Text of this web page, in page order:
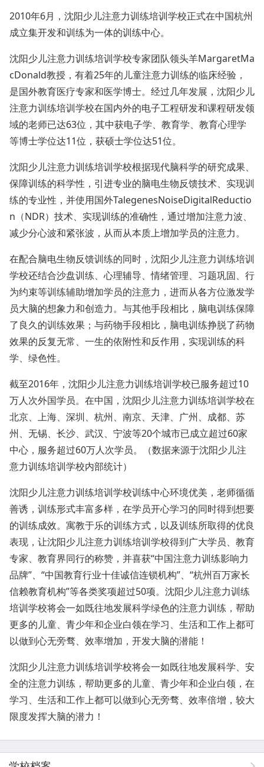
2010年6月，沈阳少儿注意力训练培训学校正式在中国杭州
成立集开发和训练为一体的训练中心。
沈阳少儿注意力训练培训学校专家团队领头羊MargaretMa
cDonald教授，有着25年的儿童注意力训练的临床经验，
是国外教育医疗专家和医学博士。经过几年发展，沈阳少儿
注意力训练培训学校在国内外的电子工程研发和课程研发领
域的老师已达63位，其中获电子学、教育学、教育心理学
等博士学位达11位，获硕士学位达51位。
沈阳少儿注意力训练培训学校根据现代脑科学的研究成果、
保障训练的科学性，引进专业的脑电生物反馈技术、实现训
练的专业性，并使用国外TalegenesNoiseDigitalReductio
n（NDR）技术、实现训练的准确性，通过增加注意力波、
减少分心波和紧张波，从而从本质上增加学员的注意力。
在配合脑电生物反馈训练的同时，沈阳少儿注意力训练培训
学校还结合沙盘训练、心理辅导、情绪管理、习题巩固、行
为约束等训练辅助增加学员的注意力，进而从各方位激发学
员大脑的想象力和创造力。与其他手段相比，脑电训练保障
了良久的训练效果；与药物手段相比，脑电训练挣脱了药物
效果的反复无常、一生的依附性和反作用，实现训练的科
学、绿色性。
截至2016年，沈阳少儿注意力训练培训学校已服务超过10
万人次外国学员。在中国，沈阳少儿注意力训练培训学校在
北京、上海、深圳、杭州、南京、天津、广州、成都、苏
州、无锡、长沙、武汉、宁波等20个城市已成立超过60家
中心，服务超过60万人次学员。（数据来源于沈阳少儿注
意力训练培训学校内部统计）
沈阳少儿注意力训练培训学校训练中心环境优美，老师循循
善诱，训练形式丰富多样，在学员开心学习的同时得到想要
的训练成效。寓教于乐的训练方式，以及训练所取得的优良
表现，让沈阳少儿注意力训练培训学校得到广大学员、教育
专家、教育界同行的称赞，并喜获“中国注意力训练影响力
品牌”、“中国教育行业十佳诚信连锁机构”、“杭州百万家长
信赖教育机构”等各类奖项超过50项。沈阳少儿注意力训练
培训学校将会一如既往地发展科学绿色的注意力训练，帮助
更多的儿童、青少年和企业白领在学习、生活和工作上都可
以做到心无旁骛、效率增加，开发大脑的潜能！
沈阳少儿注意力训练培训学校将会一如既往地发展科学、安
全的注意力训练，帮助更多的儿童、青少年和企业白领，在
学习、生活和工作上都可以做到心无旁骛、效率倍增，较大
限度发挥大脑的潜力！